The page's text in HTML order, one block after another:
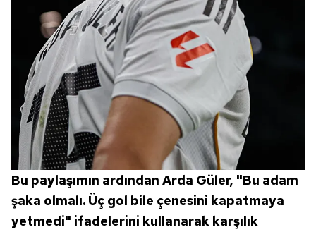
Bu paylaşımın ardından Arda Güler, "Bu adam
şaka olmalı. Üç gol bile çenesini kapatmaya
yetmedi" ifadelerini kullanarak karşılık